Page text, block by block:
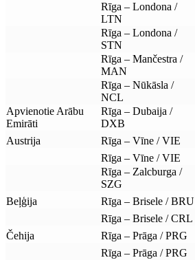
Rīga – Londona /
LTN
Rīga – Londona /
STN
Rīga – Mančestra /
MAN
Rīga – Nūkāsla /
NCL
Apvienotie Arābu
Emirāti
Rīga – Dubaija /
DXB
Austrija
Rīga – Vīne / VIE
Rīga – Vīne / VIE
Rīga – Zalcburga /
SZG
Beļģija
Rīga – Brisele / BRU
Rīga – Brisele / CRL
Čehija
Rīga – Prāga / PRG
Rīga – Prāga / PRG